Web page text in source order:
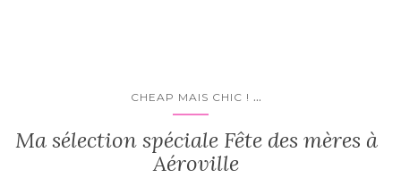
CHEAP MAIS CHIC ! ...
Ma sélection spéciale Fête des mères à
Aéroville